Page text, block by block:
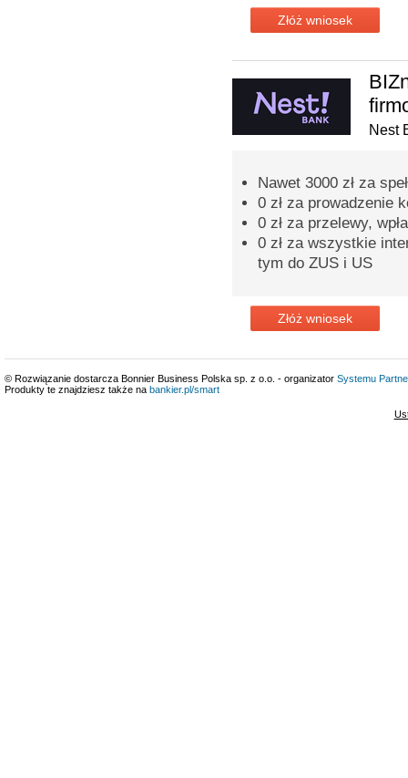
Złóż wniosek
Nest
Nawet 3000 zł za
0 zł za prowadzenie
0 zł za przelewy,
0 zł za wszystkie
tym do ZUS i US
Złóż wniosek
© Rozwiązanie dostarcza Bonnier Business Polska sp. z o.o. - organizator Systemu
Produkty te znajdziesz także na bankier.pl/smart